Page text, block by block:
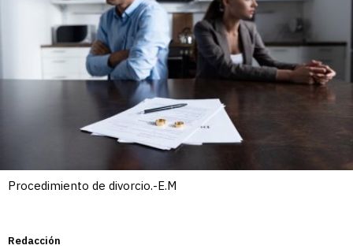
Procedimiento de divorcio.-E.M
Redacción